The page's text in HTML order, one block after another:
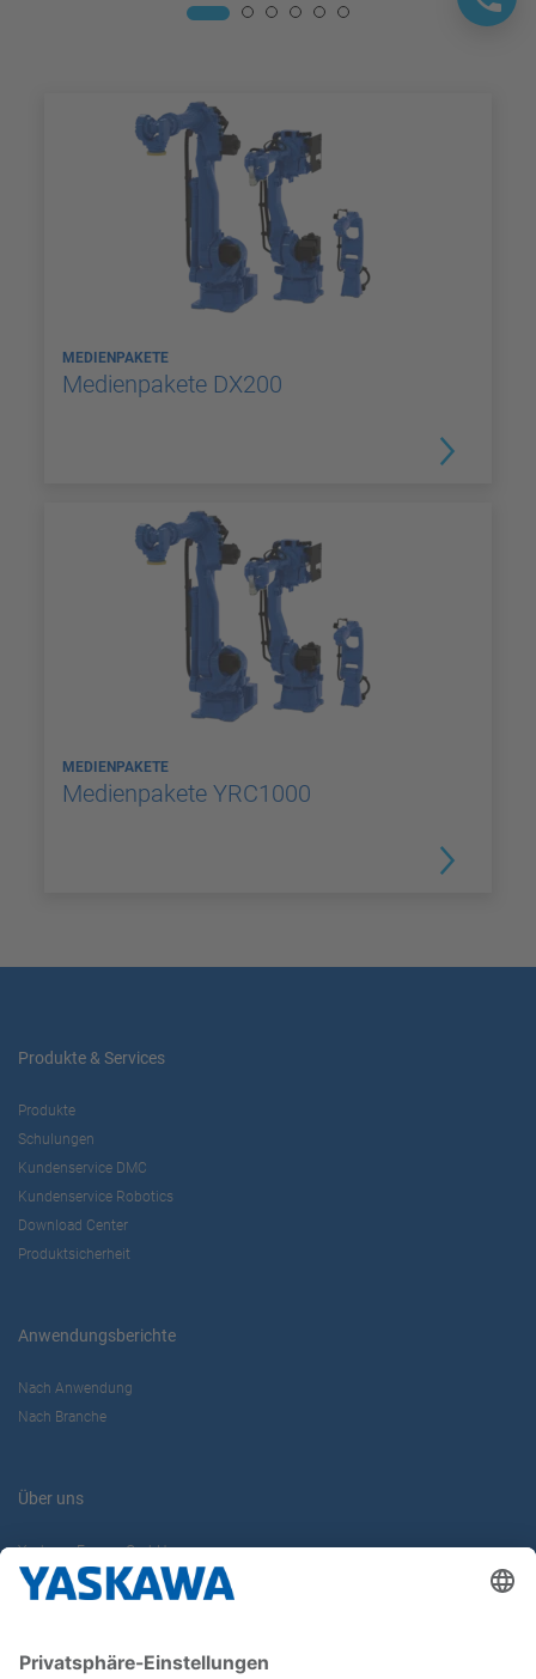
MEDIENPAKETE
Medienpakete DX200
MEDIENPAKETE
Medienpakete YRC1000
Produkte & Services
Produkte
Schulungen
Kundenservice DMC
Kundenservice Robotics
Download Center
Produktsicherheit
Anwendungsberichte
Nach Anwendung
Nach Branche
Über uns
Yaskawa Europe GmbH
Karriere
Newsletter